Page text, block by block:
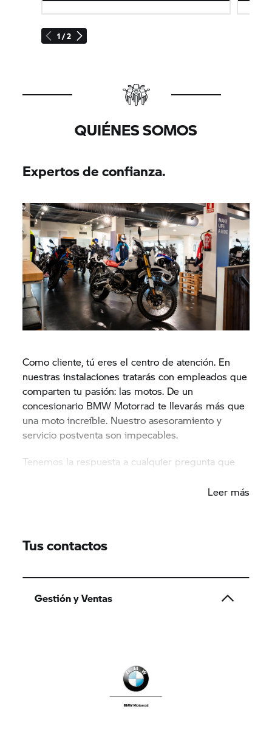
1 / 2
QUIÉNES SOMOS
Expertos de confianza.
Como cliente, tú eres el centro de atención. En
nuestras instalaciones tratarás con empleados que
comparten tu pasión: las motos. De un
concesionario BMW Motorrad te llevarás más que
una moto increíble. Nuestro asesoramiento y
servicio postventa son impecables.
Tenemos la respuesta a cualquier pregunta que
Leer más
Tus contactos
Gestión y Ventas